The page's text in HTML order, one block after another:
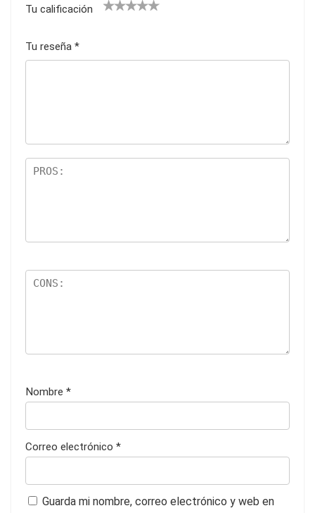
Tu calificación
Tu reseña *
Nombre *
Correo electrónico *
Guarda mi nombre, correo electrónico y web en